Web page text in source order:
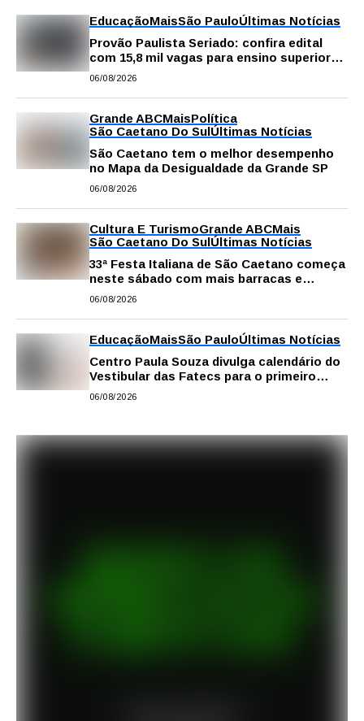
EducaçãoMaisSão PauloÚltimas Notícias
Provão Paulista Seriado: confira edital
com 15,8 mil vagas para ensino superior
público
06/08/2026
Grande ABCMaisPolítica
São Caetano Do SulÚltimas Notícias
São Caetano tem o melhor desempenho
no Mapa da Desigualdade da Grande SP
06/08/2026
Cultura E TurismoGrande ABCMais
São Caetano Do SulÚltimas Notícias
33ª Festa Italiana de São Caetano começa
neste sábado com mais barracas e
novidades em decoração e atrações
06/08/2026
EducaçãoMaisSão PauloÚltimas Notícias
Centro Paula Souza divulga calendário do
Vestibular das Fatecs para o primeiro
semestre de 2027
06/08/2026